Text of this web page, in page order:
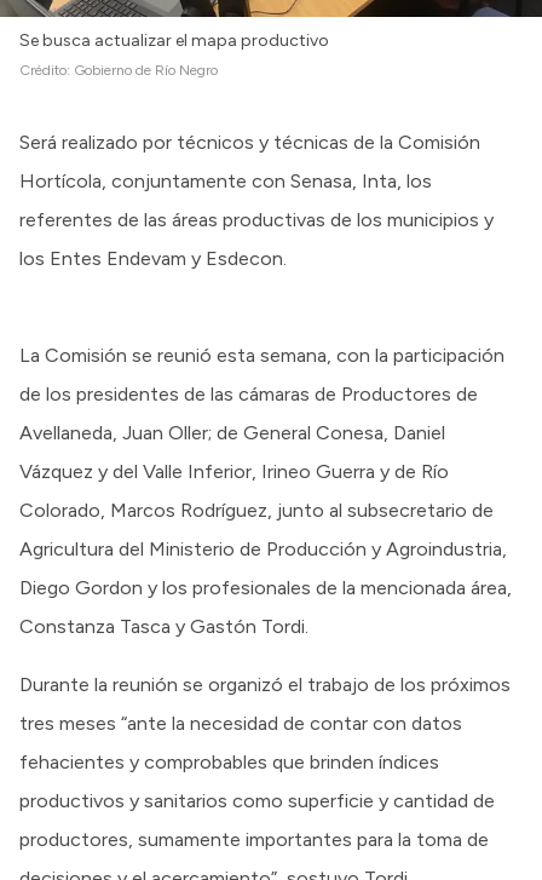
Se busca actualizar el mapa productivo
Crédito: Gobierno de Río Negro
Será realizado por técnicos y técnicas de la Comisión
Hortícola, conjuntamente con Senasa, Inta, los
referentes de las áreas productivas de los municipios y
los Entes Endevam y Esdecon.
La Comisión se reunió esta semana, con la participación
de los presidentes de las cámaras de Productores de
Avellaneda, Juan Oller; de General Conesa, Daniel
Vázquez y del Valle Inferior, Irineo Guerra y de Río
Colorado, Marcos Rodríguez, junto al subsecretario de
Agricultura del Ministerio de Producción y Agroindustria,
Diego Gordon y los profesionales de la mencionada área,
Constanza Tasca y Gastón Tordi.
Durante la reunión se organizó el trabajo de los próximos
tres meses “ante la necesidad de contar con datos
fehacientes y comprobables que brinden índices
productivos y sanitarios como superficie y cantidad de
productores, sumamente importantes para la toma de